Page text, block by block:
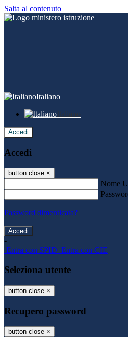
Salta al contenuto
Italiano
Italiano
Accedi
Accedi
button close ×
Nome
Password dimenticata?
-
Entra con SPID Entra con CIE
Seleziona utente
button close ×
Recupero password
button close ×